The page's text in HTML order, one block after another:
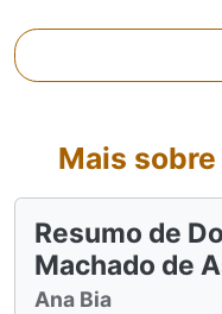
Mais sobre
Resumo de
Machado de
Ana Bia